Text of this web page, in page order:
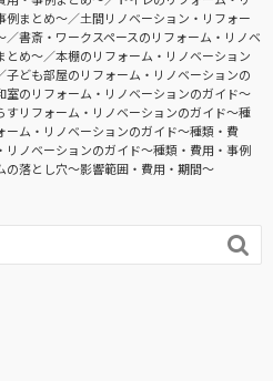
例まとめ〜
土間リノベーション・リフォー
書斎・ワークスペースのリフォーム・リノベ
とめ〜
本棚のリフォーム・リノベーション
子ども部屋のリフォーム・リノベーションの
室のリフォーム・リノベーションのガイド〜
すリフォーム・リノベーションのガイド〜種
ーム・リノベーションのガイド〜種類・費
リノベーションのガイド〜種類・費用・事例
の落とし穴～影響範囲・費用・期間～
